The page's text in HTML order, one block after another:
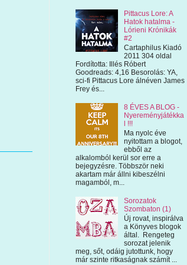
Pittacus Lore: A
Hatok hatalma -
Lórieni Krónikák
#2
Cartaphilus Kiadó
2011 304 oldal
Fordította: Illés Róbert
Goodreads: 4,16 Besorolás: YA,
sci-fi Pittacus Lore álnéven James
Frey és...
8 ÉVES A BLOG -
Nyereményjátékka
l !!!
Ma nyolc éve
nyitottam a blogot,
ebből az
alkalomból kerül sor erre a
bejegyzésre. Többször neki
akartam már állni kibeszélni
magamból, m...
Sorozatok
Szombaton (1)
Új rovat, inspirálva
a Könyves blogok
által. Rengeteg
sorozat jelenik
meg, sőt, odáig jutottunk, hogy
már szinte ritkaságnak számít ...